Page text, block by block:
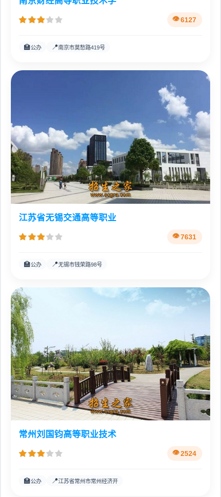
6127
🏫公办 📍南京市莫愁路419号
江苏省无锡交通高等职业
7631
🏫公办 📍无锡市钱荣路98号
常州刘国钧高等职业技术
2524
🏫公办 📍江苏省常州市常州经济开